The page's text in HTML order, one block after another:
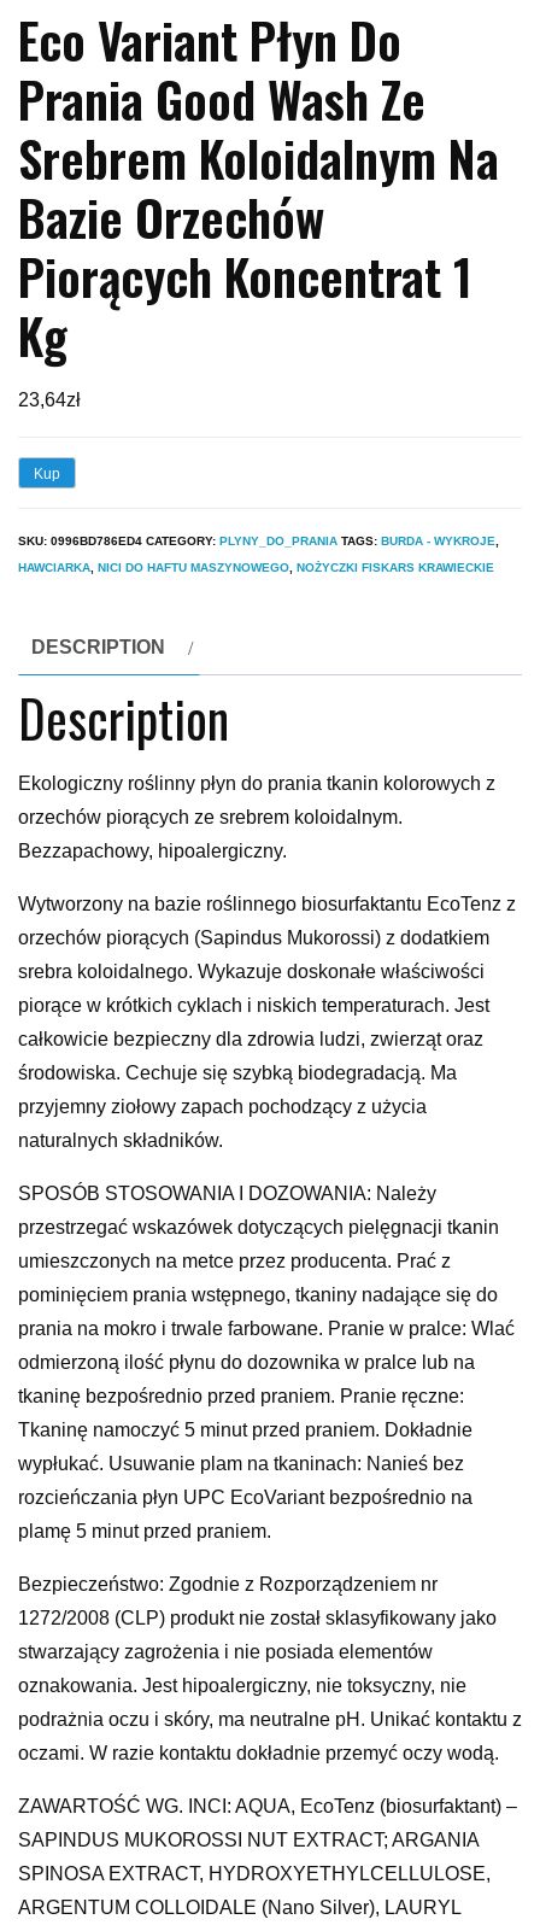
Eco Variant Płyn Do
Prania Good Wash Ze
Srebrem Koloidalnym Na
Bazie Orzechów
Piorących Koncentrat 1
Kg
23,64zł
Kup
SKU: 0996BD786ED4 CATEGORY: PLYNY_DO_PRANIA TAGS: BURDA - WYKROJE
HAWCIARKA NICI DO HAFTU MASZYNOWEGO NOŻYCZKI FISKARS KRAWIECKIE
DESCRIPTION
Description
Ekologiczny roślinny płyn do prania tkanin kolorowych z
orzechów piorących ze srebrem koloidalnym.
Bezzapachowy, hipoalergiczny.
Wytworzony na bazie roślinnego biosurfaktantu EcoTenz z
orzechów piorących (Sapindus Mukorossi) z dodatkiem
srebra koloidalnego. Wykazuje doskonałe właściwości
piorące w krótkich cyklach i niskich temperaturach. Jest
całkowicie bezpieczny dla zdrowia ludzi, zwierząt oraz
środowiska. Cechuje się szybką biodegradacją. Ma
przyjemny ziołowy zapach pochodzący z użycia
naturalnych składników.
SPOSÓB STOSOWANIA I DOZOWANIA: Należy
przestrzegać wskazówek dotyczących pielęgnacji tkanin
umieszczonych na metce przez producenta. Prać z
pominięciem prania wstępnego, tkaniny nadające się do
prania na mokro i trwale farbowane. Pranie w pralce: Wlać
odmierzoną ilość płynu do dozownika w pralce lub na
tkaninę bezpośrednio przed praniem. Pranie ręczne:
Tkaninę namoczyć 5 minut przed praniem. Dokładnie
wypłukać. Usuwanie plam na tkaninach: Nanieś bez
rozcieńczania płyn UPC EcoVariant bezpośrednio na
plamę 5 minut przed praniem.
Bezpieczeństwo: Zgodnie z Rozporządzeniem nr
1272/2008 (CLP) produkt nie został sklasyfikowany jako
stwarzający zagrożenia i nie posiada elementów
oznakowania. Jest hipoalergiczny, nie toksyczny, nie
podrażnia oczu i skóry, ma neutralne pH. Unikać kontaktu z
oczami. W razie kontaktu dokładnie przemyć oczy wodą.
ZAWARTOŚĆ WG. INCI: AQUA, EcoTenz (biosurfaktant) –
SAPINDUS MUKOROSSI NUT EXTRACT; ARGANIA
SPINOSA EXTRACT, HYDROXYETHYLCELLULOSE,
ARGENTUM COLLOIDALE (Nano Silver), LAURYL